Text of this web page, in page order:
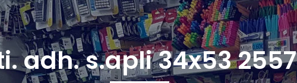
adh. s.apli 34x53 2557